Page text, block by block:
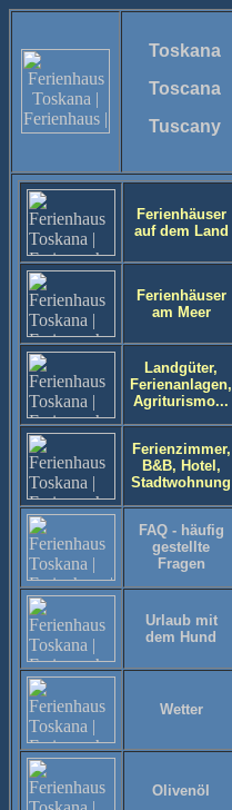
Toskana
Toscana
Tuscany
Ferienhäuser
auf dem Land
Ferienhäuser
am Meer
Landgüter,
Ferienanlagen,
Agriturismo...
Ferienzimmer,
B&B, Hotel,
Stadtwohnung
FAQ - häufig
gestellte
Fragen
Urlaub mit
dem Hund
Wetter
Olivenöl